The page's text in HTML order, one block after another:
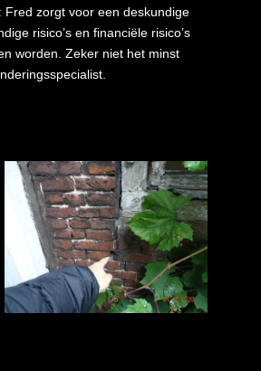
zorgt voor een deskundige
risico’s en financiële risico’s
worden. Zeker niet het minst